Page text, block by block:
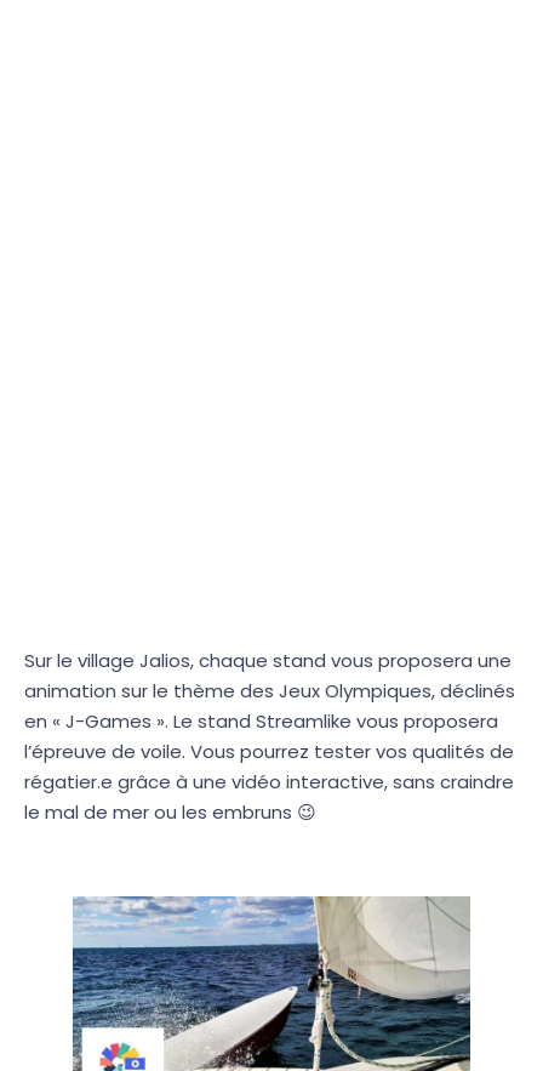
Sur le village Jalios, chaque stand vous proposera une
animation sur le thème des Jeux Olympiques, déclinés
en « J-Games ». Le stand Streamlike vous proposera
l’épreuve de voile. Vous pourrez tester vos qualités de
régatier.e grâce à une vidéo interactive, sans craindre
le mal de mer ou les embruns 😉